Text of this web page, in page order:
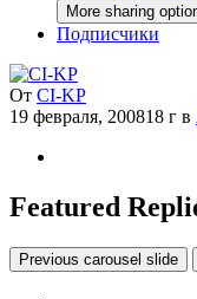
More sharing
Подписчики
От CI-KP
19 февраля, 200818 г в
Featured
Previous carousel slide